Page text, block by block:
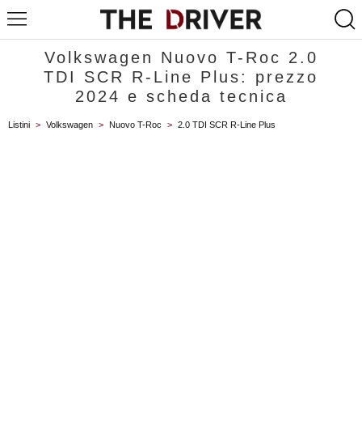
Volkswagen Nuovo T-Roc 2.0
TDI SCR R-Line Plus: prezzo
2024 e scheda tecnica
Listini > Volkswagen > Nuovo T-Roc > 2.0 TDI SCR R-Line Plus